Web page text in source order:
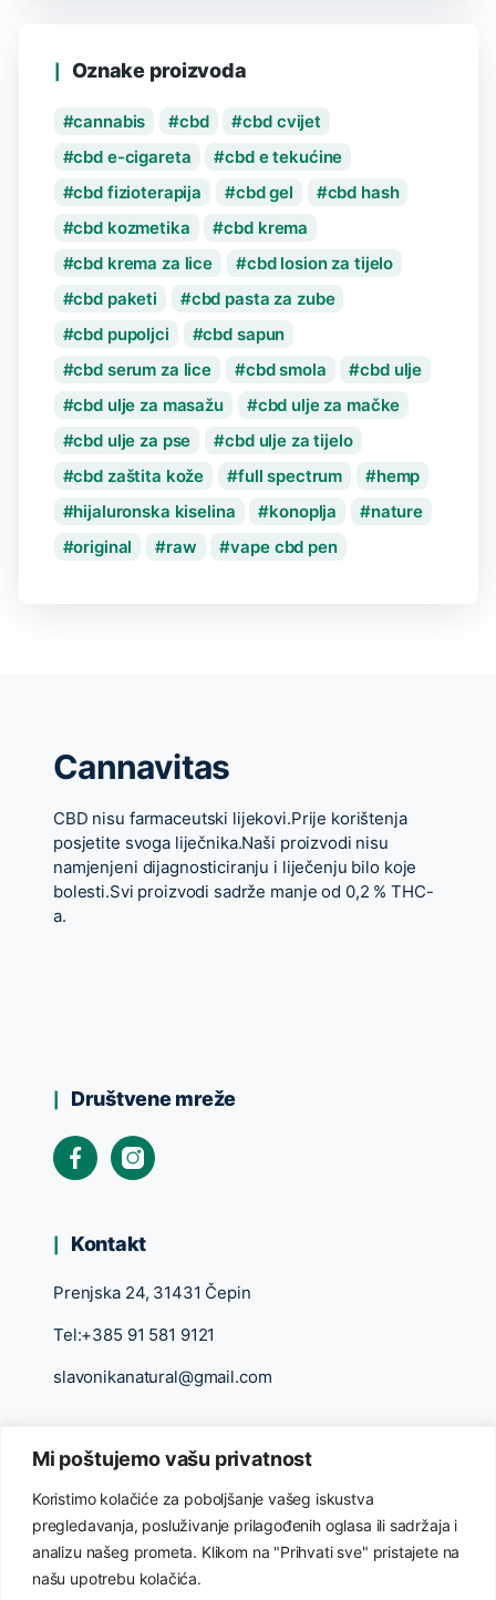
Mi poštujemo vašu privatnost
Koristimo kolačiće za poboljšanje vašeg iskustva
pregledavanja, posluživanje prilagođenih oglasa ili sadržaja i
analizu našeg prometa. Klikom na "Prihvati sve" pristajete na
našu upotrebu kolačića.
Oznake proizvoda
cannabis cbd
cbd cvijet
cbd e-cigareta
cbd e tekućine
cbd fizioterapija
cbd gel
cbd hash
cbd kozmetika
cbd krema
cbd krema za lice
cbd losion za tijelo
cbd paketi
cbd pasta za zube
cbd pupoljci
cbd sapun
cbd serum za lice
cbd smola
cbd ulje
cbd ulje za masažu
cbd ulje za mačke
cbd ulje za pse
cbd ulje za tijelo
cbd zaštita kože
full spectrum
hemp
hijaluronska kiselina
konoplja
nature
original
raw vape cbd pen
Cannavitas
CBD nisu farmaceutski lijekovi.Prije korištenja
posjetite svoga liječnika.Naši proizvodi nisu
namjenjeni dijagnosticiranju i liječenju bilo koje
bolesti.Svi proizvodi sadrže manje od 0,2 % THC-
a.
Društvene mreže
Kontakt
Prenjska 24, 31431 Čepin
Tel:+385 91 581 9121
slavonikanatural@gmail.com
©2026 Slavonika